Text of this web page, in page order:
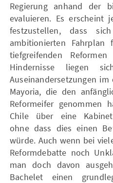
Regierung anhand der
evaluieren. Es erscheint
festzustellen, dass
ambitionierten
tiefgreifenden
Hindernisse liegen
Auseinandersetzungen
Mayoria, die den
Reformeifer genommen
Chile über eine
ohne dass dies einen
würde. Auch wenn bei
Reformdebatte noch
man doch davon
Bachelet einen